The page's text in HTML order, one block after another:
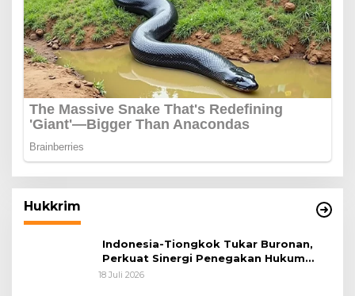
Hukkrim
Indonesia-Tiongkok Tukar Buronan,
Perkuat Sinergi Penegakan Hukum
Lintas Negara
18 Juli 2026